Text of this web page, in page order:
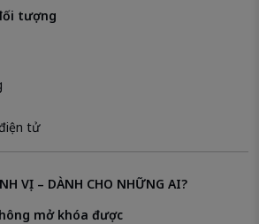
tượng
tử
VỊ – DÀNH CHO NHỮNG AI?
mở khóa được